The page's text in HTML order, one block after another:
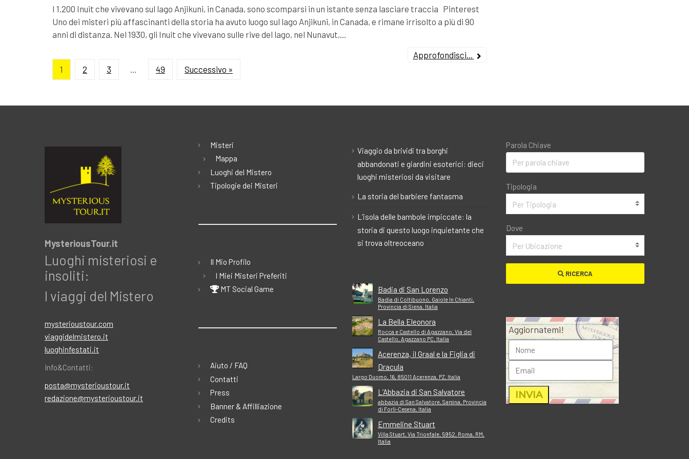
I 1.200 Inuit che vivevano sul lago Anjikuni, in Canada, sono scomparsi in un istante senza lasciare traccia Pinterest
Uno dei misteri più affascinanti della storia ha avuto luogo sul lago Anjikuni, in Canada, e rimane irrisolto a più di 90
anni di distanza. Nel 1930, gli Inuit che vivevano sulle rive del lago, nel Nunavut,…
Approfondisci...
1
2 3 49 Successivo »
MysteriousTour.it
Luoghi misteriosi e
insoliti:
I viaggi del Mistero
mysterioustour.com
viaggidelmistero.it
luoghinfestati.it
Info&Contatti:
posta@mysterioustour.it
redazione@mysterioustour.it
Misteri
Mappa
Luoghi del Mistero
Tipologie dei Misteri
Il Mio Profilo
I Miei Misteri Preferiti
MT Social Game
Aiuto / FAQ
Contatti
Press
Banner & Affilliazione
Credits
Viaggio da brividi tra borghi
abbandonati e giardini esoterici: dieci
luoghi misteriosi da visitare
La storia del barbiere fantasma
L’isola delle bambole impiccate: la
storia di questo luogo inquietante che
si trova oltreoceano
Badia di San Lorenzo
Badia di Coltibuono, Gaiole In Chianti,
Provincia di Siena, Italia
La Bella Eleonora
Rocca e Castello di Agazzano, Via del
Castello, Agazzano PC, Italia
Acerenza, il Graal e la Figlia di
Dracula
Largo Duomo, 16, 85011 Acerenza, PZ, Italia
L’Abbazia di San Salvatore
abbazia di San Salvatore, Sarsina, Provincia
di Forlì-Cesena, Italia
Emmeline Stuart
Villa Stuart, Via Trionfale, 5952, Roma, RM,
Italia
Parola Chiave
Tipologia
Per Tipologia
Dove
Per Ubicazione
RICERCA
Aggiornatemi!